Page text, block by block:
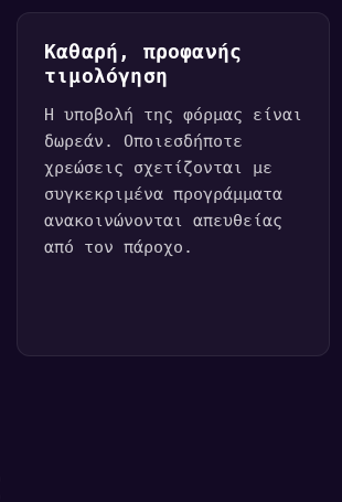
Καθαρή, προφανής
τιμολόγηση
Η υποβολή της φόρμας είναι
δωρεάν. Οποιεσδήποτε
χρεώσεις σχετίζονται με
συγκεκριμένα προγράμματα
ανακοινώνονται απευθείας
από τον πάροχο.